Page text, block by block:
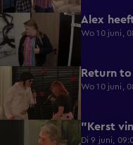
0:43 Alex
Wo 10 juni,
0:36 Return
Wo 10 juni,
"Kerst
Di 9 juni,